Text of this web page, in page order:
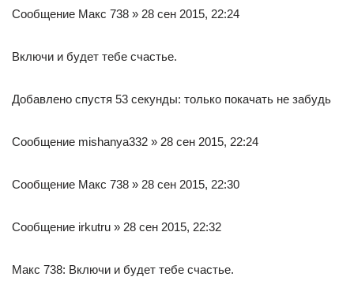
Сообщение Макс 738 » 28 сен 2015, 22:24
Включи и будет тебе счастье.
Добавлено спустя 53 секунды: только покачать не забудь
Сообщение mishanya332 » 28 сен 2015, 22:24
Сообщение Макс 738 » 28 сен 2015, 22:30
Сообщение irkutru » 28 сен 2015, 22:32
Макс 738: Включи и будет тебе счастье.